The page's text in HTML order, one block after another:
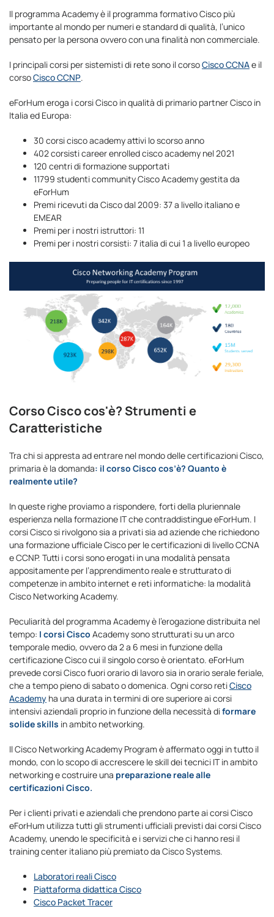
Il programma Academy è il programma formativo Cisco più
importante al mondo per numeri e standard di qualità, l’unico
pensato per la persona ovvero con una finalità non commerciale.
I principali corsi per sistemisti di rete sono il corsoCisco CCNAe il
corsoCisco CCNP.
eForHum eroga i corsi Cisco in qualità di primario partner Cisco in
Italia ed Europa:
30 corsi cisco academy attivi lo scorso anno
402 corsisti career enrolled cisco academy nel 2021
120 centri di formazione supportati
11799 studenti community Cisco Academy gestita da
eForHum
Premi ricevuti da Cisco dal 2009: 37 a livello italiano e
EMEAR
Premi per i nostri istruttori: 11
Premi per i nostri corsisti: 7 italia di cui 1 a livello europeo
Corso Cisco cos'è? Strumenti e
Caratteristiche
Tra chi si appresta ad entrare nel mondo delle certificazioni Cisco,
primaria è la domanda: il corso Cisco cos’è? Quanto è
realmente utile?
In queste righe proviamo a rispondere, forti della pluriennale
esperienza nella formazione IT che contraddistingue eForHum. I
corsi Cisco si rivolgono sia a privati sia ad aziende che richiedono
una formazione ufficiale Cisco per le certificazioni di livello CCNA
e CCNP. Tutti i corsi sono erogati in una modalità pensata
appositamente per l’apprendimento reale e strutturato di
competenze in ambito internet e reti informatiche: la modalità
Cisco Networking Academy.
Peculiarità del programma Academy è l’erogazione distribuita nel
tempo: I corsi Cisco Academy sono strutturati su un arco
temporale medio, ovvero da 2 a 6 mesi in funzione della
certificazione Cisco cui il singolo corso è orientato. eForHum
prevede corsi Cisco fuori orario di lavoro sia in orario serale feriale,
che a tempo pieno di sabato o domenica. Ogni corso retiCisco
Academy ha una durata in termini di ore superiore ai corsi
intensivi aziendali proprio in funzione della necessità diformare
solide skills in ambito networking.
Il Cisco Networking Academy Program è affermato oggi in tutto il
mondo, con lo scopo di accrescere le skill dei tecnici IT in ambito
networking e costruire una preparazione reale alle
certificazioni Cisco.
Per i clienti privati e aziendali che prendono parte ai corsi Cisco
eForHum utilizza tutti gli strumenti ufficiali previsti dai corsi Cisco
Academy, unendo le specificità e i servizi che ci hanno resi il
training center italiano più premiato da Cisco Systems.
Laboratori reali Cisco
Piattaforma didattica Cisco
Cisco Packet Tracer